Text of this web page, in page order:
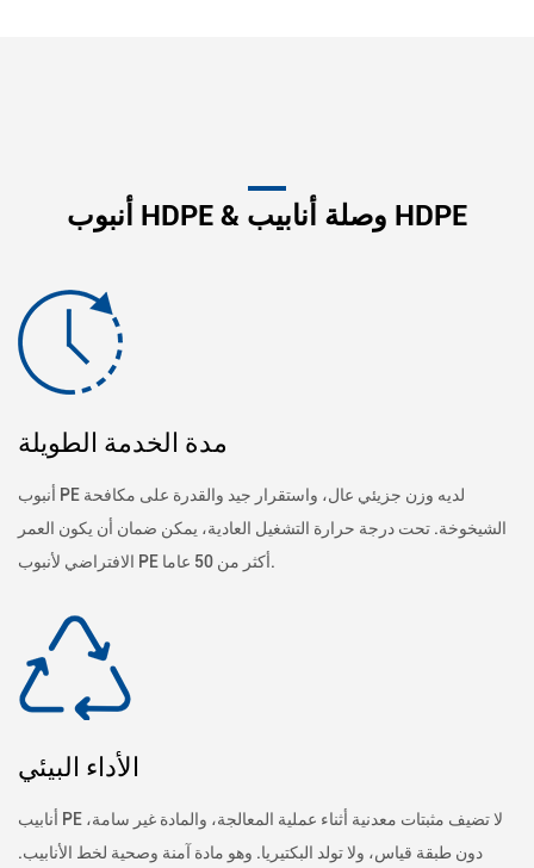
أنبوب HDPE & وصلة أنابيب HDPE
مدة الخدمة الطويلة
أنبوب PE لديه وزن جزيئي عال، واستقرار جيد والقدرة على مكافحة
الشيخوخة. تحت درجة حرارة التشغيل العادية، يمكن ضمان أن يكون العمر
الافتراضي لأنبوب PE أكثر من 50 عاما.
الأداء البيئي
أنابيب PE لا تضيف مثبتات معدنية أثناء عملية المعالجة، والمادة غير سامة،
دون طبقة قياس، ولا تولد البكتيريا. وهو مادة آمنة وصحية لخط الأنابيب.